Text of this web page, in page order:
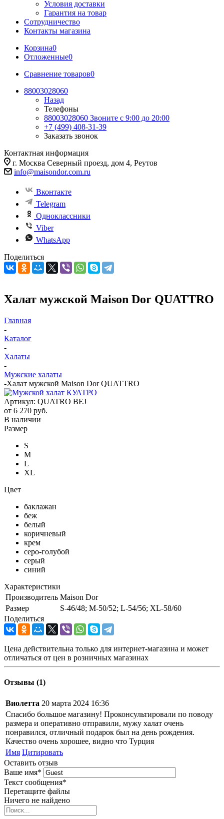
Условия доставки
Гарантия на товар
Сотрудничество
Контакты магазина
Корзина0
Отложенные0
Сравнение товаров0
88003028060
Назад
Телефоны
88003028060 Звоните с 9:00 до 20:00
+7 (499) 408-31-39
Заказать звонок
Контактная информация
г. Москва Северный проезд, дом 4, Реутов
info@maisondor.com.ru
Вконтакте
Telegram
Одноклассники
Viber
WhatsApp
Поделиться
Халат мужской Maison Dor QUATTRO
Главная
-
Каталог
-
Халаты
-
Мужские халаты
-Халат мужской Maison Dor QUATTRO
Артикул: QUATRO BEJ
от 6 270 руб.
В наличии
Размер
S
M
L
XL
Цвет
баклажан
беж
белый
коричневый
крем
серо-голубой
серый
синий
Характеристики
Производитель Maison Dor
Размер
S-46/48; M-50/52; L-54/56; XL-58/60
Поделиться
Цена действительна только для интернет-магазина и может
отличаться от цен в розничных магазинах
Отзывы (1)
Виолетта 20 марта 2024 16:36
Спасибо большое магазину! Проконсультировали по поводу
размера и оперативно отправили, мужу халат очень
понравился, отличный подарок был на день рождения.
Качество очень хорошее, видно что Турция
Имя Цитировать
Оставить отзыв
Ваше имя*
Текст сообщения*
Перетащите файлы
Ничего не найдено